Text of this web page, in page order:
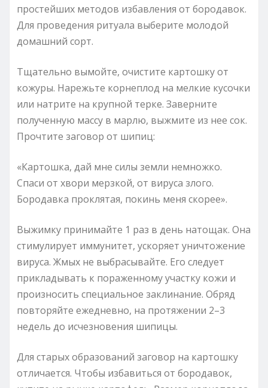
простейших методов избавления от бородавок.
Для проведения ритуала выберите молодой
домашний сорт.
Тщательно вымойте, очистите картошку от
кожуры. Нарежьте корнеплод на мелкие кусочки
или натрите на крупной терке. Заверните
полученную массу в марлю, выжмите из нее сок.
Прочтите заговор от шипиц:
«Картошка, дай мне силы земли немножко.
Спаси от хвори мерзкой, от вируса злого.
Бородавка проклятая, покинь меня скорее».
Выжимку принимайте 1 раз в день натощак. Она
стимулирует иммунитет, ускоряет уничтожение
вируса. Жмых не выбрасывайте. Его следует
прикладывать к пораженному участку кожи и
произносить специальное заклинание. Обряд
повторяйте ежедневно, на протяжении 2–3
недель до исчезновения шипицы.
Для старых образований заговор на картошку
отличается. Чтобы избавиться от бородавок,